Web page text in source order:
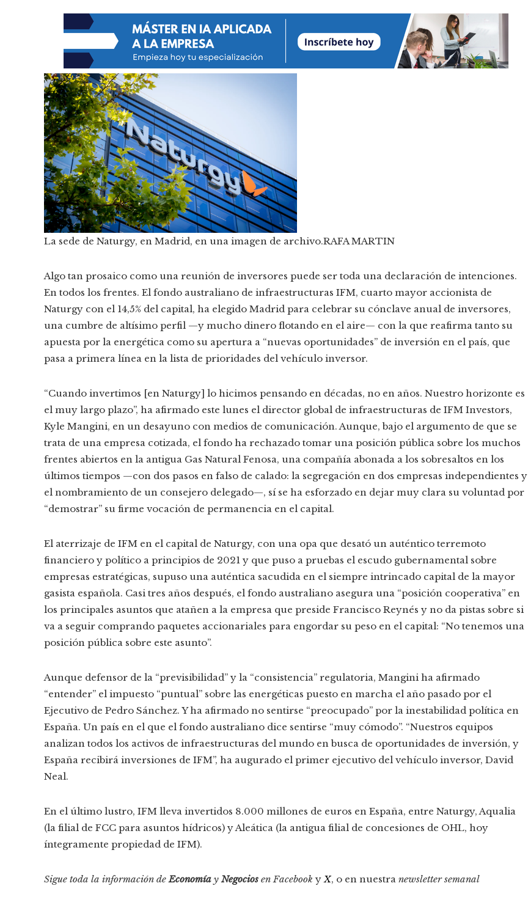
La sede de Naturgy, en Madrid, en una imagen de archivo.RAFA MARTIN
Algo tan prosaico como una reunión de inversores puede ser toda una declaración de intenciones.
En todos los frentes. El fondo australiano de infraestructuras IFM, cuarto mayor accionista de
Naturgy con el 14,5% del capital, ha elegido Madrid para celebrar su cónclave anual de inversores,
una cumbre de altísimo perfil —y mucho dinero flotando en el aire— con la que reafirma tanto su
apuesta por la energética como su apertura a “nuevas oportunidades” de inversión en el país, que
pasa a primera línea en la lista de prioridades del vehículo inversor.
“Cuando invertimos [en Naturgy] lo hicimos pensando en décadas, no en años. Nuestro horizonte es
el muy largo plazo”, ha afirmado este lunes el director global de infraestructuras de IFM Investors,
Kyle Mangini, en un desayuno con medios de comunicación. Aunque, bajo el argumento de que se
trata de una empresa cotizada, el fondo ha rechazado tomar una posición pública sobre los muchos
frentes abiertos en la antigua Gas Natural Fenosa, una compañía abonada a los sobresaltos en los
últimos tiempos —con dos pasos en falso de calado: la segregación en dos empresas independientes y
el nombramiento de un consejero delegado—, sí se ha esforzado en dejar muy clara su voluntad por
“demostrar” su firme vocación de permanencia en el capital.
El aterrizaje de IFM en el capital de Naturgy, con una opa que desató un auténtico terremoto
financiero y político a principios de 2021 y que puso a pruebas el escudo gubernamental sobre
empresas estratégicas, supuso una auténtica sacudida en el siempre intrincado capital de la mayor
gasista española. Casi tres años después, el fondo australiano asegura una “posición cooperativa” en
los principales asuntos que atañen a la empresa que preside Francisco Reynés y no da pistas sobre si
va a seguir comprando paquetes accionariales para engordar su peso en el capital: “No tenemos una
posición pública sobre este asunto”.
Aunque defensor de la “previsibilidad” y la “consistencia” regulatoria, Mangini ha afirmado
“entender” el impuesto “puntual” sobre las energéticas puesto en marcha el año pasado por el
Ejecutivo de Pedro Sánchez. Y ha afirmado no sentirse “preocupado” por la inestabilidad política en
España. Un país en el que el fondo australiano dice sentirse “muy cómodo”. “Nuestros equipos
analizan todos los activos de infraestructuras del mundo en busca de oportunidades de inversión, y
España recibirá inversiones de IFM”, ha augurado el primer ejecutivo del vehículo inversor, David
Neal.
En el último lustro, IFM lleva invertidos 8.000 millones de euros en España, entre Naturgy, Aqualia
(la filial de FCC para asuntos hídricos) y Aleática (la antigua filial de concesiones de OHL, hoy
íntegramente propiedad de IFM).
Sigue toda la información deEconomía y Negocios enFacebook yX, o en nuestra newsletter semanal